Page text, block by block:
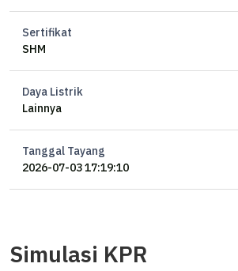
Sertifikat
SHM
Daya Listrik
Lainnya
Tanggal Tayang
2026-07-03 17:19:10
Simulasi KPR